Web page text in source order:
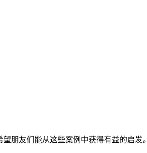
朋友们能从这些案例中获得有益的启发。